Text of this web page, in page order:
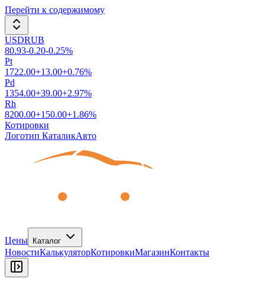
Перейти к содержимому
USDRUB
80.93-0.20-0.25%
Pt
1722.00+13.00+0.76%
Pd
1354.00+39.00+2.97%
Rh
8200.00+150.00+1.86%
Котировки
Логотип КаталикАвто
Цены Каталог
НовостиКалькуляторКотировкиМагазинКонтакты